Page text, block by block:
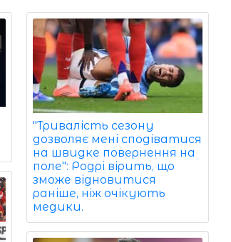
"Тривалість сезону
дозволяє мені сподіватися
на швидке повернення на
поле": Родрі вірить, що
зможе відновитися
раніше, ніж очікують
медики.